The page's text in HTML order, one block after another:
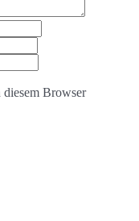
Browser